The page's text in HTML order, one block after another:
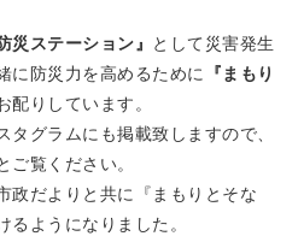
災ステーション』 として災害発生
に防災力を高めるために
『まもり
配りしています。
グラムにも掲載致しますので、
ご覧ください。
政だよりと共に『まもりとそな
るようになりました。